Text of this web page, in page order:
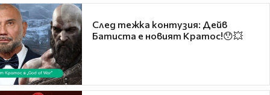
След тежка контузия: Дейв
Батиста е новият Кратос!😯💥